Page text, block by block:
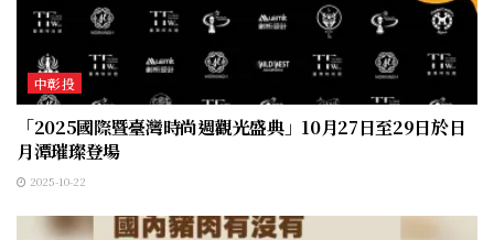
中彰投
「2025國際暨臺灣時尚週觀光盛典」10月27日至29日於日
月潭璀璨登場
2025-10-22